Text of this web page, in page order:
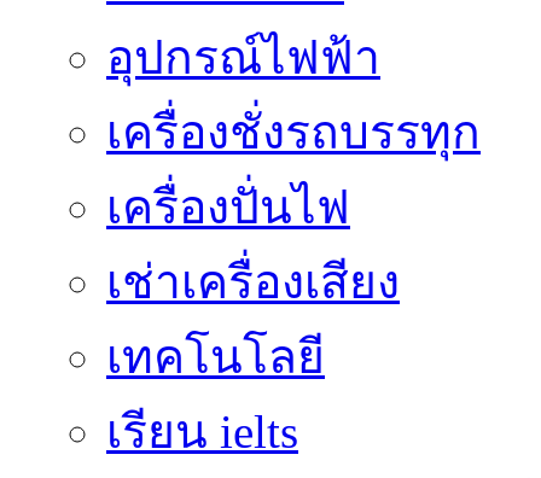
อุปกรณ์ไฟฟ้า
เครื่องชั่งรถบรรทุก
เครื่องปั่นไฟ
เช่าเครื่องเสียง
เทคโนโลยี
เรียน ielts